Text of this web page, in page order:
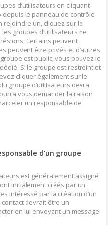
d’utilisateurs en cliquant
depuis le panneau de contrôle
rejoindre un, cliquez sur le
groupes d’utilisateurs ne
Certains peuvent
peuvent être privés et d’autres
est public, vous pouvez le
Si le groupe est restreint et
cliquer également sur le
groupe d’utilisateurs devra
vous demander la raison
un responsable de
d’un groupe
est généralement assigné
initialement créés par un
intéressé par la création d’un
devrait être un
en lui envoyant un message